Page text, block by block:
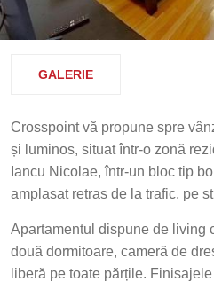
GALERIE
Crosspoint vă propune spre
și luminos, situat într-o zonă
Iancu Nicolae, într-un bloc tip
amplasat retras de la trafic, pe
Apartamentul dispune de living
două dormitoare, cameră de
liberă pe toate părțile.